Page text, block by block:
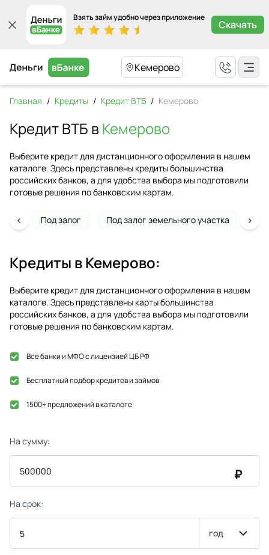
Взять займ удобно через приложение
Скачать
Кемерово
Главная / Кредиты / Кредит ВТБ / Кемерово
Кредит ВТБ вКемерово
Выберите кредит для дистанционного оформления в нашем
каталоге. Здесь представлены кредиты большинства
российских банков, а для удобства выбора мы подготовили
готовые решения по банковским картам.
Под залог Под залог земельного участка
‹ ›
Кредиты вКемерово:
Выберите кредит для дистанционного оформления в нашем
каталоге. Здесь представлены карты большинства
российских банков, а для удобства выбора мы подготовили
готовые решения по банковским картам.
Все банки и МФО с лицензией ЦБ РФ
Бесплатный подбор кредитов и займов
1500+ предложений в каталоге
На сумму:
₽
На срок:
год